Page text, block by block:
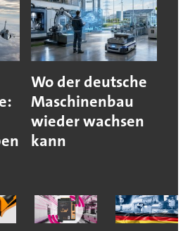
Wo der deutsche
Maschinenbau
wieder wachsen
kann